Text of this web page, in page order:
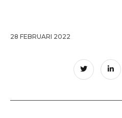
28 FEBRUARI 2022